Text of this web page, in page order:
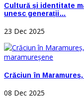
Cultură și identitate
unesc generații…
23 Dec 2025
Crăciun în
08 Dec 2025